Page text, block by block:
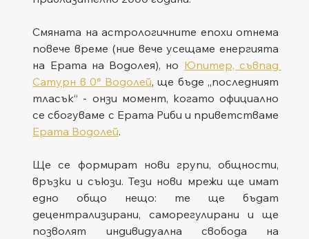
Смяната на астрологичните епохи отнема
повече време (ние вече усещаме енергията
на Ерата на Водолея), но Юпитер, съвпад
Сатурн в 0° Водолей, ще бъде „последният
тласък“ - онзи момент, когато официално
Ерата Водолей.
Ще се формират нови групи, общности,
връзки и съюзи. Тези нови мрежи ще имат
едно общо нещо: те ще бъдат
децентрализирани, саморегулирани и ще
позволят индивидуална свобода на